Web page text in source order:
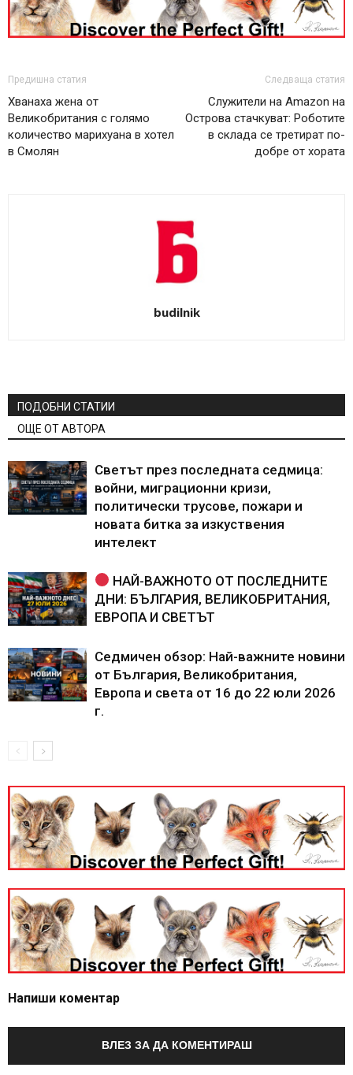
Предишна статия
Хванаха жена от
Великобритания с голямо
количество марихуана в хотел
в Смолян
Следваща статия
Служители на Amazon на
Острова стачкуват: Роботите
в склада се третират по-
добре от хората
budilnik
ПОДОБНИ СТАТИИ
ОЩЕ ОТ АВТОРА
Светът през последната седмица:
войни, миграционни кризи,
политически трусове, пожари и
новата битка за изкуствения
интелект
НАЙ-ВАЖНОТО ОТ ПОСЛЕДНИТЕ
ДНИ: БЪЛГАРИЯ, ВЕЛИКОБРИТАНИЯ,
ЕВРОПА И СВЕТЪТ
Седмичен обзор: Най-важните новини
от България, Великобритания,
Европа и света от 16 до 22 юли 2026
г.
Напиши коментар
ВЛЕЗ ЗА ДА КОМЕНТИРАШ